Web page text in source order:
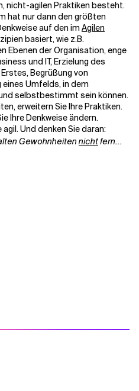
nicht-agilen Praktiken besteht.
hat nur dann den größten
auf den im Agilen
basiert, wie z.B.
Ebenen der Organisation, enge
und IT, Erzielung des
Begrüßung von
Umfelds, in dem
selbstbestimmt sein können.
erweitern Sie Ihre Praktiken.
Ihre Denkweise ändern.
Und denken Sie daran:
Gewohnheitennichtfern...